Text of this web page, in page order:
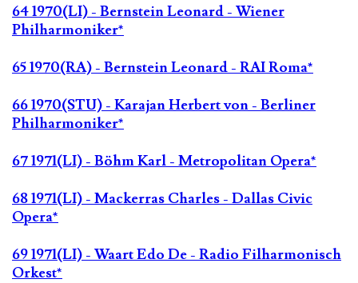
64 1970(LI) - Bernstein Leonard - Wiener
Philharmoniker*
65 1970(RA) - Bernstein Leonard - RAI Roma*
66 1970(STU) - Karajan Herbert von - Berliner
Philharmoniker*
67 1971(LI) - Böhm Karl - Metropolitan Opera*
68 1971(LI) - Mackerras Charles - Dallas Civic
Opera*
69 1971(LI) - Waart Edo De - Radio Filharmonisch
Orkest*